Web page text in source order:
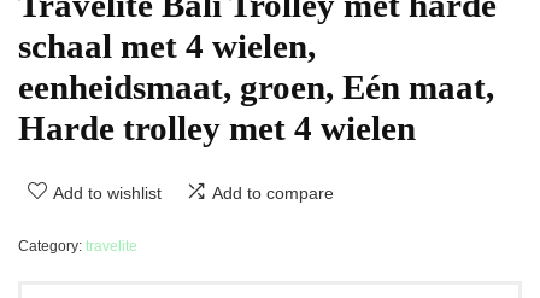
schaal met 4 wielen,
eenheidsmaat, groen, Eén maat,
Harde trolley met 4 wielen
Add to wishlist Add to compare
Category: travelite